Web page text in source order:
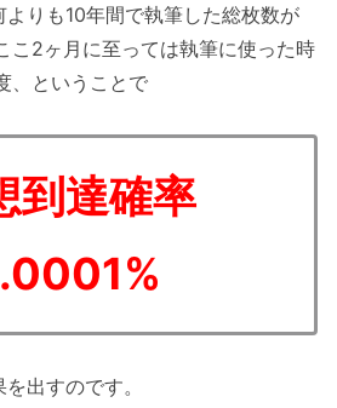
りも10年間で執筆した総枚数が
こ2ヶ月に至っては執筆に使った時
、ということで
到達確率
出すのです。